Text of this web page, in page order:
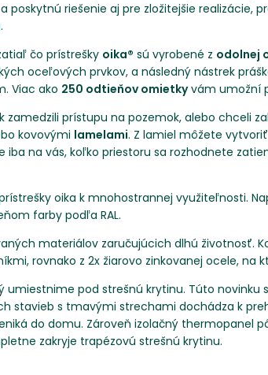
riešenie aj pre zložitejšie realizácie,
.
čo prístrešky oika® sú vyrobené z odolnej
oceľových prvkov, a následný nástrek
Viac ako 250 odtieňov omietkyvám umožní
prístupu na pozemok, alebo chceli
kovovými lamelami. Z lamiel môžete
na vás, koľko priestoru sa rozhodnete
oika k mnohostrannej využiteľnosti.
farby podľa RAL.
materiálov zaručujúcich dlhú životnosť.
rovnako z 2x žiarovo zinkovanej ocele, na
umiestnime pod strešnú krytinu. Túto
stavieb s tmavými strechami dochádza k
do domu. Zároveň izolačný thermopanel
zakryje trapézovú strešnú krytinu.